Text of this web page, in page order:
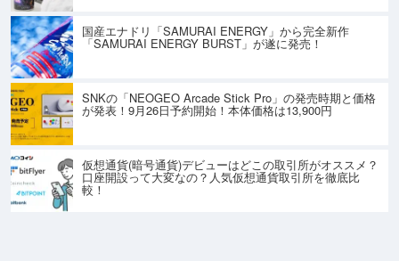
国産エナドリ「SAMURAI ENERGY」から完全新作
「SAMURAI ENERGY BURST」が遂に発売！
SNKの「NEOGEO Arcade Stick Pro」の発売時期と価格
が発表！9月26日予約開始！本体価格は13,900円
仮想通貨(暗号通貨)デビューはどこの取引所がオススメ？
口座開設って大変なの？人気仮想通貨取引所を徹底比
較！